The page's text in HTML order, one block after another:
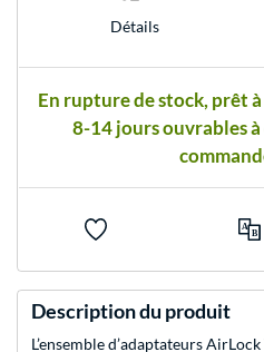
Détails
En rupture de stock, prêt
8-14 jours ouvrables
Description du produit
L’ensemble d’adaptateurs